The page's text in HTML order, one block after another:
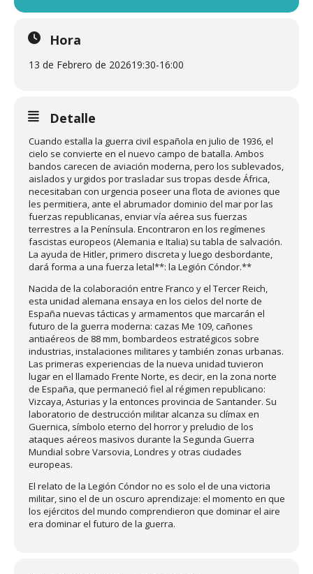
Hora
13 de Febrero de 202619:30-16:00
Detalle
Cuando estalla la guerra civil española en julio de 1936, el
cielo se convierte en el nuevo campo de batalla. Ambos
bandos carecen de aviación moderna, pero los sublevados,
aislados y urgidos por trasladar sus tropas desde África,
necesitaban con urgencia poseer una flota de aviones que
les permitiera, ante el abrumador dominio del mar por las
fuerzas republicanas, enviar vía aérea sus fuerzas
terrestres a la Península. Encontraron en los regímenes
fascistas europeos (Alemania e Italia) su tabla de salvación.
La ayuda de Hitler, primero discreta y luego desbordante,
dará forma a una fuerza letal**: la Legión Cóndor.**
Nacida de la colaboración entre Franco y el Tercer Reich,
esta unidad alemana ensaya en los cielos del norte de
España nuevas tácticas y armamentos que marcarán el
futuro de la guerra moderna: cazas Me 109, cañones
antiaéreos de 88 mm, bombardeos estratégicos sobre
industrias, instalaciones militares y también zonas urbanas.
Las primeras experiencias de la nueva unidad tuvieron
lugar en el llamado Frente Norte, es decir, en la zona norte
de España, que permaneció fiel al régimen republicano:
Vizcaya, Asturias y la entonces provincia de Santander. Su
laboratorio de destrucción militar alcanza su clímax en
Guernica, símbolo eterno del horror y preludio de los
ataques aéreos masivos durante la Segunda Guerra
Mundial sobre Varsovia, Londres y otras ciudades
europeas.
El relato de la Legión Cóndor no es solo el de una victoria
militar, sino el de un oscuro aprendizaje: el momento en que
los ejércitos del mundo comprendieron que dominar el aire
era dominar el futuro de la guerra.